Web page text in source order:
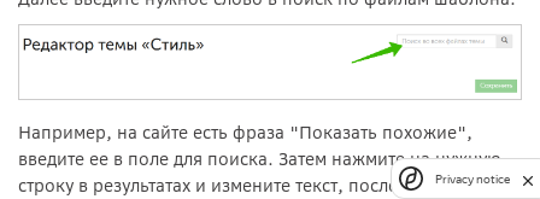
Например, на сайте есть фраза "Показать похожие",
введите ее в поле для поиска. Затем нажмите на нужную
строку в результатах и измените текст, после чегоPrivacy notice